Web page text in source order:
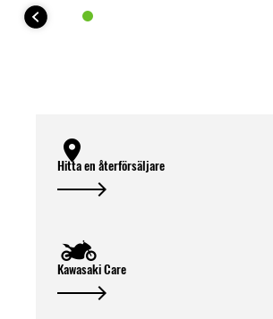
Hitta en återförsäljare
Kawasaki Care